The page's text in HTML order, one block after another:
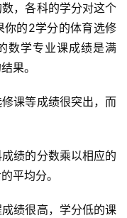
，各科的学分对这个
你的2学分的体育选修
数学专业课成绩是满
果。
课等成绩很突出，而
绩的分数乘以相应的
平均分。
绩很高，学分低的课